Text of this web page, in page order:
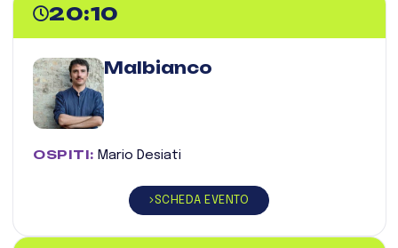
20:10
Malbianco
OSPITI: Mario Desiati
SCHEDA EVENTO